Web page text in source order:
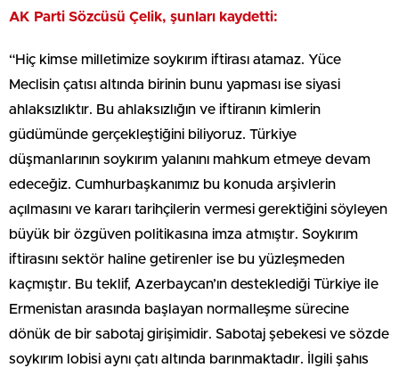
AK Parti Sözcüsü Çelik, şunları kaydetti:
“Hiç kimse milletimize soykırım iftirası atamaz. Yüce
Meclisin çatısı altında birinin bunu yapması ise siyasi
ahlaksızlıktır. Bu ahlaksızlığın ve iftiranın kimlerin
güdümünde gerçekleştiğini biliyoruz. Türkiye
düşmanlarının soykırım yalanını mahkum etmeye devam
edeceğiz. Cumhurbaşkanımız bu konuda arşivlerin
açılmasını ve kararı tarihçilerin vermesi gerektiğini söyleyen
büyük bir özgüven politikasına imza atmıştır. Soykırım
iftirasını sektör haline getirenler ise bu yüzleşmeden
kaçmıştır. Bu teklif, Azerbaycan’ın desteklediği Türkiye ile
Ermenistan arasında başlayan normalleşme sürecine
dönük de bir sabotaj girişimidir. Sabotaj şebekesi ve sözde
soykırım lobisi aynı çatı altında barınmaktadır. İlgili şahıs